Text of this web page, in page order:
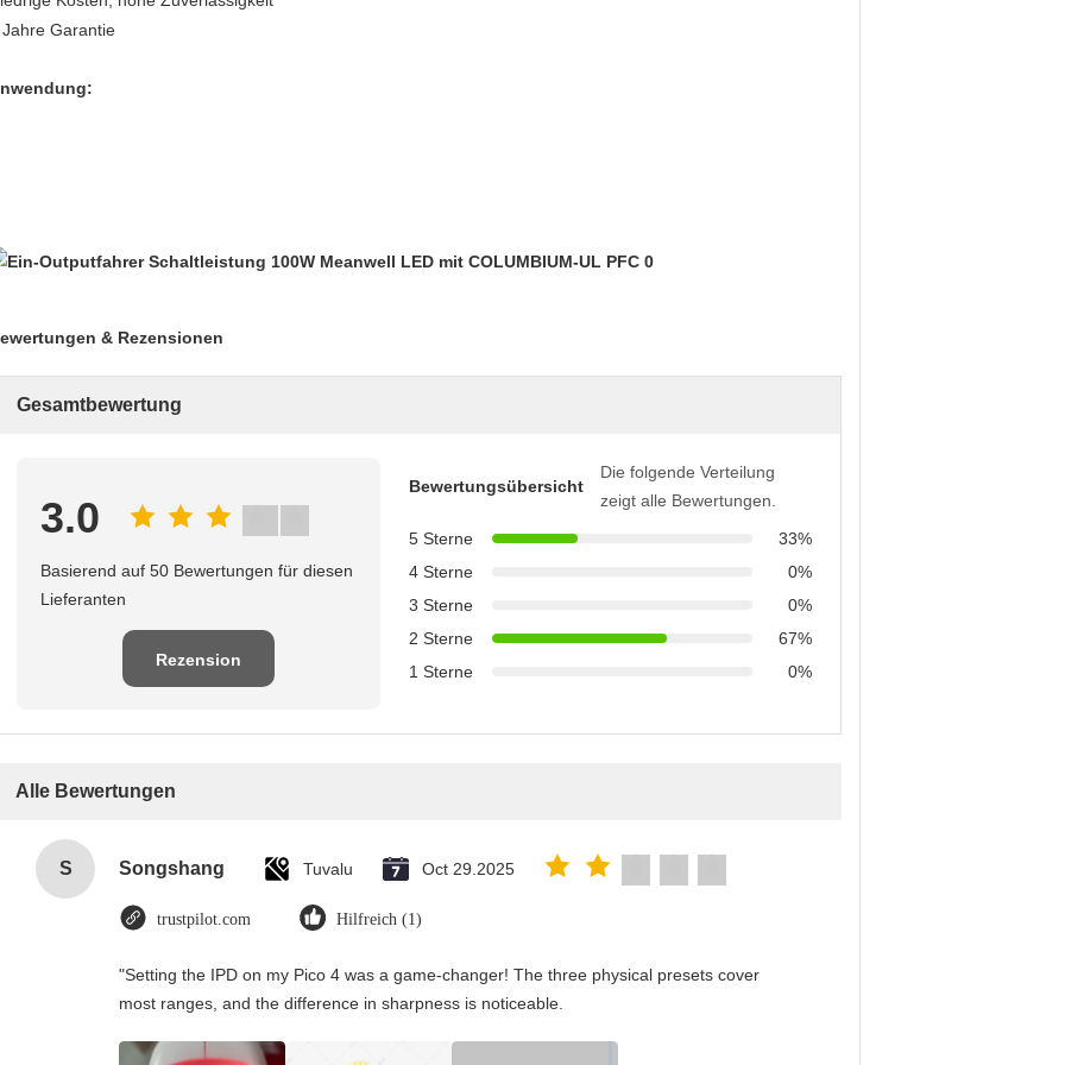
Garantie
& Rezensionen
Gesamtbewertung
3.0
Basierend auf 50 Bewertungen für diesen
Lieferanten
Rezension
Bewertungsübersicht
Die folgende Verteilung
zeigt alle Bewertungen.
5 Sterne
33%
4 Sterne
0%
3 Sterne
0%
2 Sterne
67%
1 Sterne
0%
Alle Bewertungen
S Songshang Tuvalu Oct 29.2025
trustpilot.com Hilfreich (1)
"Setting the IPD on my Pico 4 was a game-changer! The three physical presets cover
most ranges, and the difference in sharpness is noticeable.